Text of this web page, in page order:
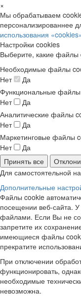
×
Мы обрабатываем
персонализированнее
использования
Настройки cookies
Выберите, какие файлы
Необходимые файлы
Нет
Да
Функциональные
Нет
Да
Аналитические файлы
Нет
Да
Маркетинговые файлы
Нет
Да
Принять все
Для самостоятельной
Дополнительные
Файлы cookie
посещении веб-сайта. У
файлами. Если Вы не
запретите их
имеющиеся файлы
прекратите
При отключении
функционировать,
необходимые
невозможна.